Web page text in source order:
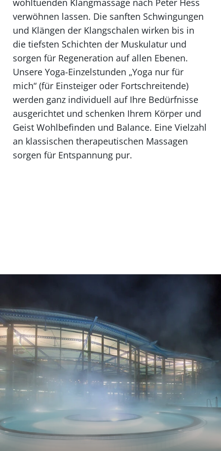
verwöhnen lassen. Die sanften Schwingungen
und Klängen der Klangschalen wirken bis in
die tiefsten Schichten der Muskulatur und
sorgen für Regeneration auf allen Ebenen.
Unsere Yoga-Einzelstunden „Yoga nur für
mich“ (für Einsteiger oder Fortschreitende)
werden ganz individuell auf Ihre Bedürfnisse
ausgerichtet und schenken Ihrem Körper und
Geist Wohlbefinden und Balance. Eine Vielzahl
an klassischen therapeutischen Massagen
sorgen für Entspannung pur.